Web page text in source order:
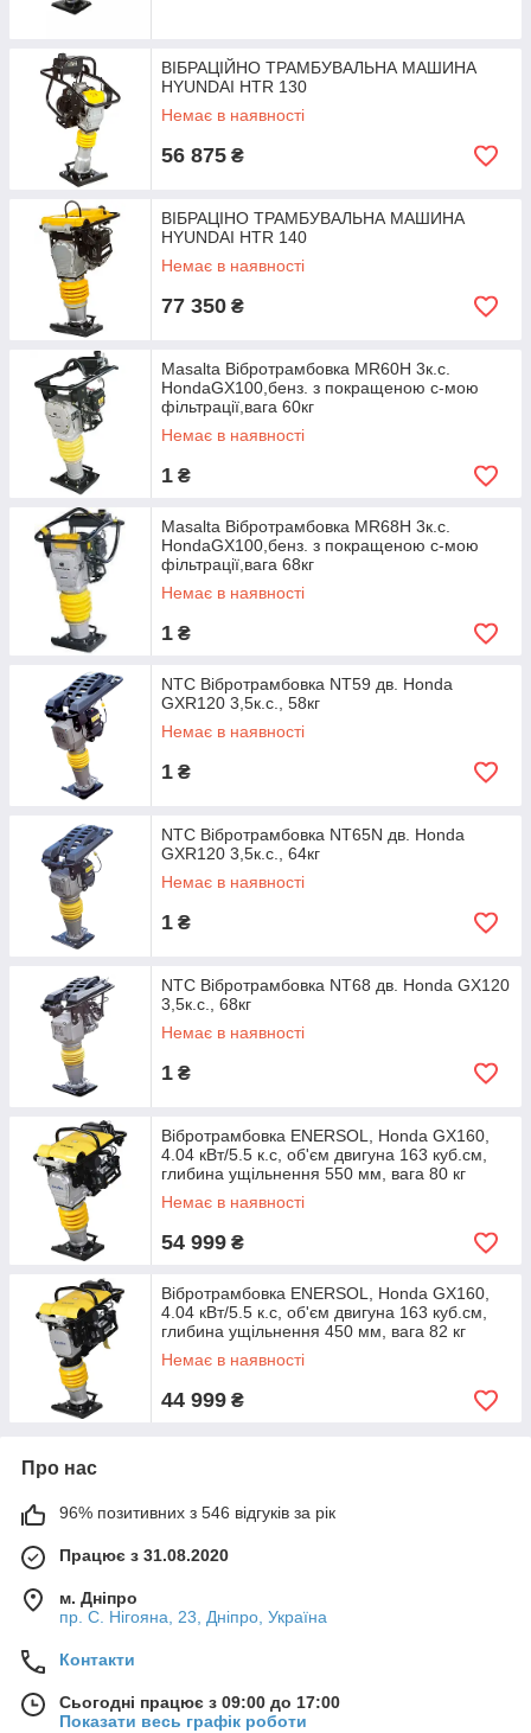
ВІБРАЦІЙНО ТРАМБУВАЛЬНА МАШИНА
HYUNDAI HTR 130
Немає в наявності
56 875 ₴
ВІБРАЦІНО ТРАМБУВАЛЬНА МАШИНА
HYUNDAI HTR 140
Немає в наявності
77 350 ₴
Masalta Вібротрамбовка MR60H 3к.с.
HondaGX100,бенз. з покращеною с-мою
фільтрації,вага 60кг
Немає в наявності
1 ₴
Masalta Вібротрамбовка MR68H 3к.с.
HondaGX100,бенз. з покращеною с-мою
фільтрації,вага 68кг
Немає в наявності
1 ₴
NTC Вібротрамбовка NT59 дв. Honda
GXR120 3,5к.с., 58кг
Немає в наявності
1 ₴
NTC Вібротрамбовка NT65N дв. Honda
GXR120 3,5к.с., 64кг
Немає в наявності
1 ₴
NTC Вібротрамбовка NT68 дв. Honda GX120
3,5к.с., 68кг
Немає в наявності
1 ₴
Вібротрамбовка ENERSOL, Honda GX160,
4.04 кВт/5.5 к.с, об'єм двигуна 163 куб.см,
глибина ущільнення 550 мм, вага 80 кг
Немає в наявності
54 999 ₴
Вібротрамбовка ENERSOL, Honda GX160,
4.04 кВт/5.5 к.с, об'єм двигуна 163 куб.см,
глибина ущільнення 450 мм, вага 82 кг
Немає в наявності
44 999 ₴
Про нас
96% позитивних з 546 відгуків за рік
Працює з 31.08.2020
м. Дніпро
пр. С. Нігояна, 23, Дніпро, Україна
Контакти
Сьогодні працює з 09:00 до 17:00
Показати весь графік роботи